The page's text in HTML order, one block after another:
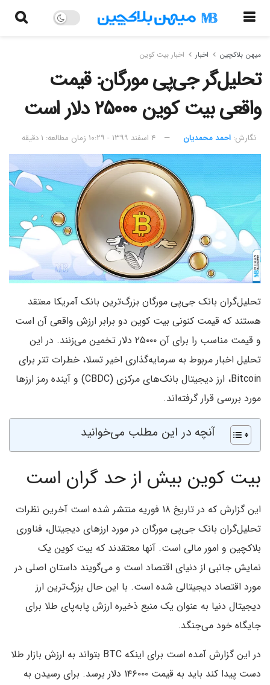
میهن بلاکچین اخبار اخبار بیت کوین
تحلیل‌گر جی‌پی مورگان: قیمت
واقعی بیت کوین ۲۵۰۰۰ دلار است
نگارش:‌ احمد محمدیان ۴ اسفند ۱۳۹۹ - ۱۰:۲۹ زمان مطالعه: ۱ دقیقه
تحلیل‌گران بانک جی‌پی مورگان بزرگ‌ترین بانک آمریکا معتقد
هستند که قیمت کنونی بیت کوین دو برابر ارزش واقعی آن است
و قیمت مناسب را برای آن ۲۵۰۰۰ دلار تخمین می‌زنند. در این
تحلیل اخبار مربوط به سرمایه‌گذاری اخیر تسلا، خطرات تتر برای
Bitcoin، ارز دیجیتال بانک‌های مرکزی (CBDC) و آینده رمز ارزها
مورد بررسی قرار گرفته‌اند.
آنچه در این مطلب می‌خوانید
بیت کوین بیش از حد گران است
این گزارش که در تاریخ ۱۸ فوریه منتشر شده است آخرین نظرات
تحلیل‌گران بانک جی‌پی مورگان در مورد ارزهای دیجیتال، فناوری
بلاکچین و امور مالی است. آنها معتقدند که بیت کوین یک
نمایش جانبی از دنیای اقتصاد است و می‌گویند داستان اصلی در
مورد اقتصاد دیجیتالی شده است. با این حال بزرگ‌ترین ارز
دیجیتال دنیا به عنوان یک منبع ذخیره ارزش پابه‌پای طلا برای
جایگاه خود می‌جنگد.
در این گزارش آمده است برای اینکه BTC بتواند به ارزش بازار طلا
دست پیدا کند باید به قیمت ۱۴۶۰۰۰ دلار برسد. برای رسیدن به